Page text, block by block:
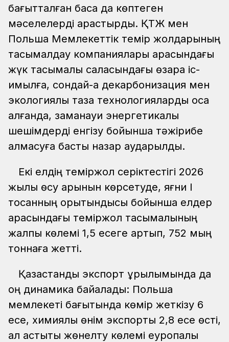
бағытталған басқа да көптеген
мәселелерді қарастырды. ҚТЖ мен
Польша Мемлекеттік темір жолдарының
тасымалдау компаниялары арасындағы
жүк тасымалы саласындағы өзара іс-
қимылға, сондай-ақ декарбонизация мен
экологиялық таза технологияларды қоса
алғанда, заманауи энергетикалық
шешімдерді енгізу бойынша тәжірибе
алмасуға басты назар аударылды.
Екі елдің теміржол серіктестігі 2026
жылы өсу қарқынын көрсетуде, яғни I
тоқсанның қорытындысы бойынша елдер
арасындағы теміржол тасымалының
жалпы көлемі 1,5 есеге артып, 752 мың
тоннаға жетті.
Қазақстандық экспорт құрылымында да
оң динамика байқалады: Польша
мемлекеті бағытында көмір жеткізу 6
есе, химиялық өнім экспорты 2,8 есе өсті,
ал астықты жөнелту көлемі еуропалық